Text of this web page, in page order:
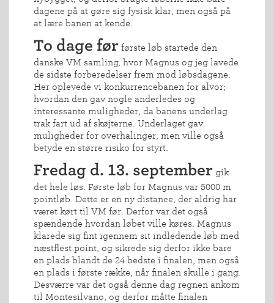
dagene på at gøre sig fysisk klar, men også på
at lære banen at kende.
To dage før første løb startede den
danske VM samling, hvor Magnus og jeg lavede
de sidste forberedelser frem mod løbsdagene.
Her oplevede vi konkurrencebanen for alvor;
hvordan den gav nogle anderledes og
interessante muligheder, da banens underlag
trak fart ud af skøjterne. Underlaget gav
muligheder for overhalinger, men ville også
betyde en større risiko for styrt.
Fredag d. 13. september gik
det hele løs. Første løb for Magnus var 5000 m
pointløb. Dette er en ny distance, der aldrig har
været kørt til VM før. Derfor var det også
spændende hvordan løbet ville køres. Magnus
klarede sig fint igennem sit indledende løb med
næstflest point, og sikrede sig derfor ikke bare
en plads blandt de 24 bedste i finalen, men også
en plads i første række, når finalen skulle i gang.
Desværre var det også denne dag regnen ankom
til Montesilvano, og derfor måtte finalen